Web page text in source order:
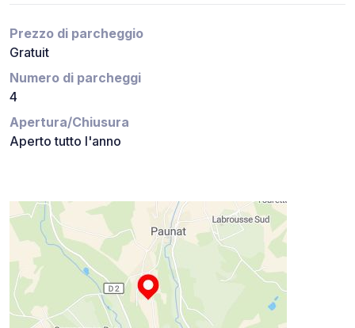
Prezzo di parcheggio
Gratuit
Numero di parcheggi
4
Apertura/Chiusura
Aperto tutto l'anno